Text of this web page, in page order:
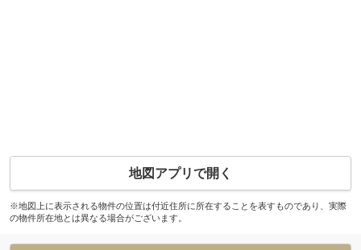
地図アプリで開く
※地図上に表示される物件の位置は付近住所に所在することを表すものであり、実際
の物件所在地とは異なる場合がございます。